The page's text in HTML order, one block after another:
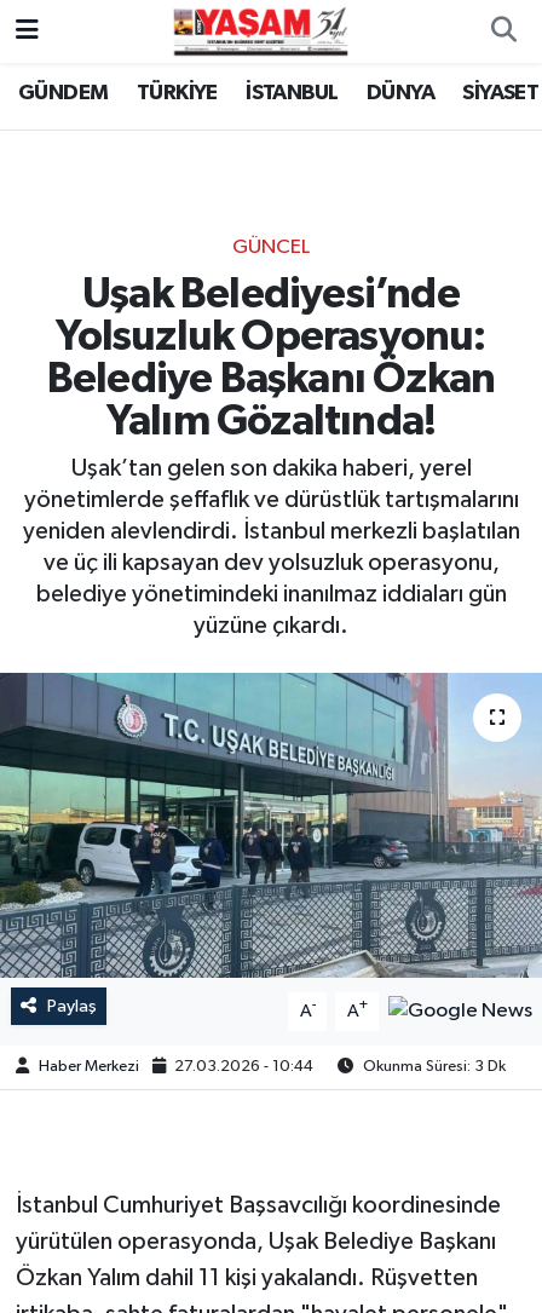
GÜNDEM TÜRKİYE İSTANBUL DÜNYA SİYASET
GÜNCEL
Uşak Belediyesi’nde
Yolsuzluk Operasyonu:
Belediye Başkanı Özkan
Yalım Gözaltında!
Uşak’tan gelen son dakika haberi, yerel
yönetimlerde şeffaflık ve dürüstlük tartışmalarını
yeniden alevlendirdi. İstanbul merkezli başlatılan
ve üç ili kapsayan dev yolsuzluk operasyonu,
belediye yönetimindeki inanılmaz iddiaları gün
yüzüne çıkardı.
Paylaş A- A+
Haber Merkezi 27.03.2026 - 10:44 Okunma Süresi: 3 Dk
İstanbul Cumhuriyet Başsavcılığı koordinesinde
yürütülen operasyonda, Uşak Belediye Başkanı
Özkan Yalım dahil 11 kişi yakalandı. Rüşvetten